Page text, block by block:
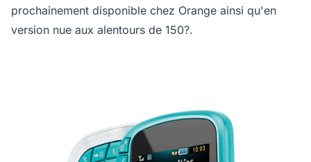
prochainement disponible chez Orange ainsi qu'en
version nue aux alentours de 150?.